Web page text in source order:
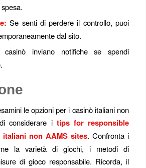
Se senti di perdere il controllo, puoi
dal sito.
casinò inviano notifiche se spendi
le opzioni per i casinò italiani non
considerare i tips for responsible
non AAMS sites. Confronta i
la varietà di giochi, i metodi di
di gioco responsabile. Ricorda, il